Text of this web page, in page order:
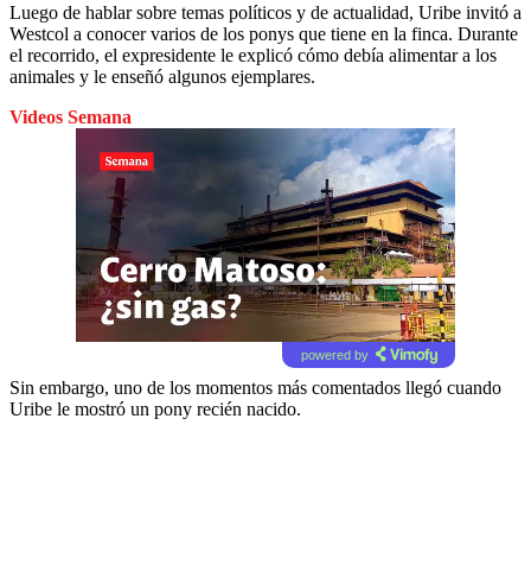
Luego de hablar sobre temas políticos y de actualidad, Uribe invitó a
Westcol a conocer varios de los ponys que tiene en la finca. Durante
el recorrido, el expresidente le explicó cómo debía alimentar a los
animales y le enseñó algunos ejemplares.
Videos Semana
powered by
Sin embargo, uno de los momentos más comentados llegó cuando
Uribe le mostró un pony recién nacido.